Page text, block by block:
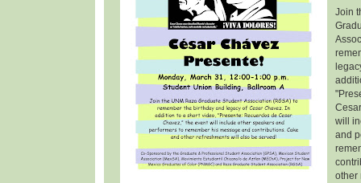
Join
will
and
other